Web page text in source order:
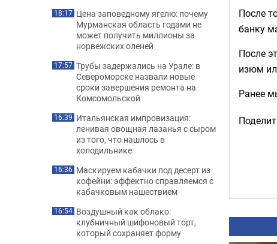
После
банку
После
изюм
Ранее
18:17 Цена заповедному ягелю: почему
Мурманская область годами не
может получить миллионы за
норвежских оленей
17:57 Трубы задержались на Урале: в
Североморске назвали новые
сроки завершения ремонта на
Комсомольской
16:39 Итальянская импровизация:
ленивая овощная лазанья с сыром
из того, что нашлось в
холодильнике
16:36 Маскируем кабачки под десерт из
кофейни: эффектно справляемся с
кабачковым нашествием
16:54 Воздушный как облако:
клубничный шифоновый торт,
который сохраняет форму